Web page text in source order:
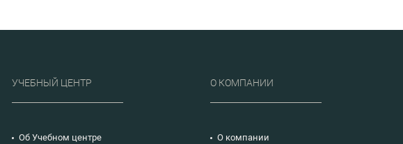
УЧЕБНЫЙ ЦЕНТР
Об Учебном центре
О КОМПАНИИ
О компании